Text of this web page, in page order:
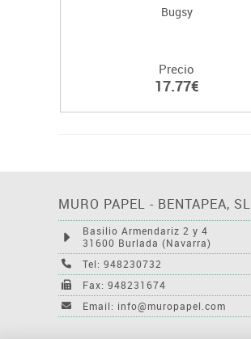
Bugsy
Precio
17.77€
MURO PAPEL - BENTAPEA, SL
Basilio Armendariz 2 y 4
31600 Burlada (Navarra)
Tel: 948230732
Fax: 948231674
Email: info@muropapel.com